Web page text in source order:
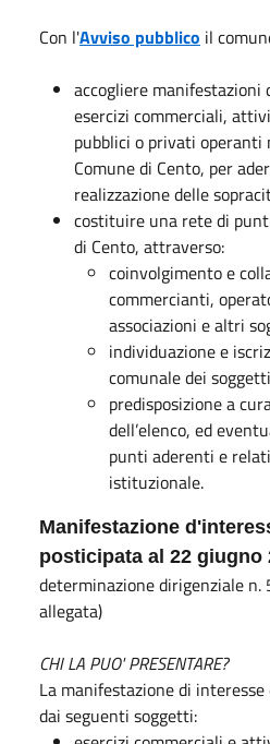
Con l'Avviso pubblico il
accogliere manifestazioni
esercizi commerciali,
pubblici o privati
Comune di Cento, per
realizzazione delle
costituire una rete di
di Cento, attraverso:
coinvolgimento e
commercianti,
associazioni e altri
individuazione e
comunale dei
predisposizione a
dell’elenco, ed
punti aderenti e
istituzionale.
Manifestazione
posticipata al 22 giugno
determinazione dirigenziale
allegata)
CHI LA PUO' PRESENTARE?
La manifestazione di
dai seguenti soggetti: